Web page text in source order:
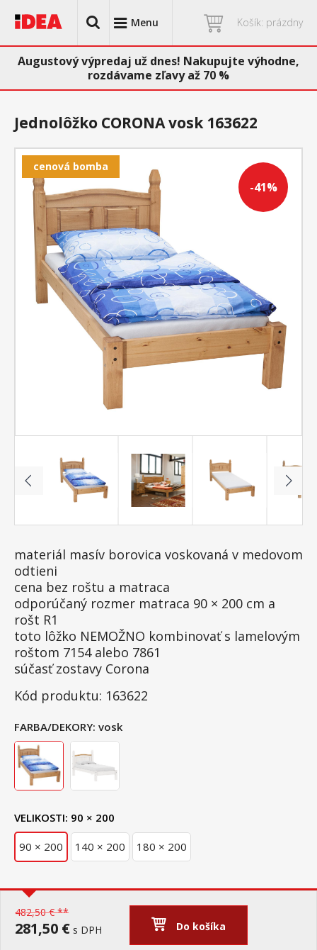
Menu Košík: prázdny
Augustový výpredaj už dnes! Nakupujte výhodne,
rozdávame zľavy až 70 %
-41%
cenová bomba
Jednolôžko CORONA vosk 163622
materiál masív borovica voskovaná v medovom
odtieni
cena bez roštu a matraca
odporúčaný rozmer matraca 90 × 200 cm a
rošt R1
toto lôžko NEMOŽNO kombinovať s lamelovým
roštom 7154 alebo 7861
súčasť zostavy Corona
Kód produktu: 163622
FARBA/DEKORY: vosk
VELIKOSTI: 90 × 200
90 × 200 140 × 200 180 × 200
482,50 € **
281,50 € s DPH Do košíka